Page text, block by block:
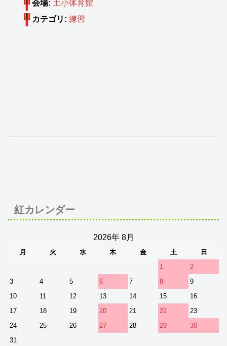
会場: 土小体育館
カテゴリ: 練習
紅カレンダー
2026年 8月
月 火 水 木 金 土
日
1
2
3
4 5 6 7 8
9
10
11 12 13 14 15
16
17
18 19 20 21 22
23
24
25 26 27 28 29
30
31